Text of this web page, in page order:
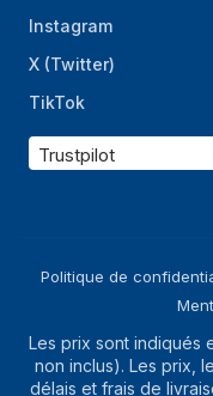
Instagram
X (Twitter)
TikTok
Trustpilot
Politique de
Les prix sont indiqués
non inclus). Les prix,
délais et frais de